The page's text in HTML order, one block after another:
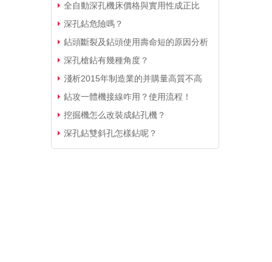
全自動深孔機床價格與實用性成正比
深孔鉆危險嗎？
鉆頭斷裂及鉆頭使用壽命短的原因分析
深孔槍鉆有幾種角度？
淺析2015年制造業的并購量高質不高
鉆攻一體機接線咋用？使用流程！
挖掘機怎么改裝成鉆孔機？
深孔鉆雙斜孔怎樣鉆呢？